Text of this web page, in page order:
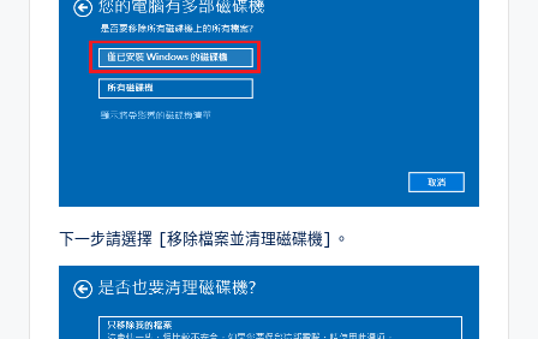
下一步請選擇 [移除檔案並清理磁碟機] 。